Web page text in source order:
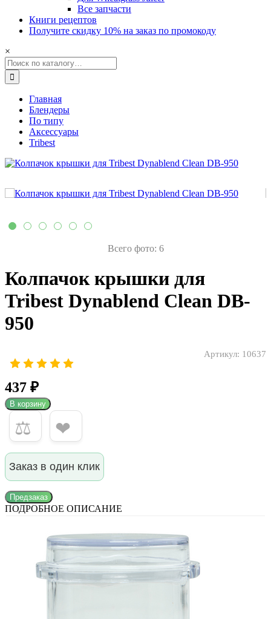
Все запчасти
Книги рецептов
Получите скидку 10% на заказ по промокоду
×
Главная
Блендеры
По типу
Аксессуары
Tribest
Всего фото: 6
Колпачок крышки для
Tribest Dynablend Clean DB-
950
Артикул: 10637
437 ₽
В корзину
⚖ ❤
Заказ в один клик
Предзаказ
ПОДРОБНОЕ ОПИСАНИЕ